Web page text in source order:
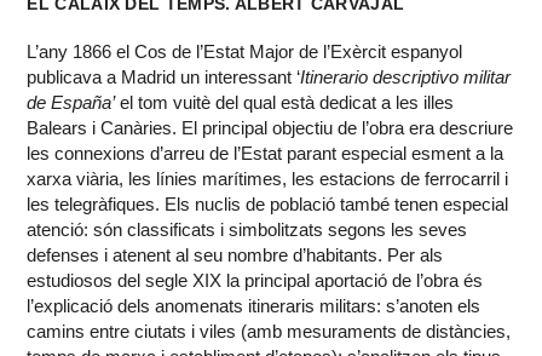
L’any 1866 el Cos de l’Estat Major de l’Exèrcit espanyol
publicava a Madrid un interessant ‘Itinerario descriptivo militar
de España’el tom vuitè del qual està dedicat a les illes
Balears i Canàries. El principal objectiu de l’obra era descriure
les connexions d’arreu de l’Estat parant especial esment a la
xarxa viària, les línies marítimes, les estacions de ferrocarril i
les telegràfiques. Els nuclis de població també tenen especial
atenció: són classificats i simbolitzats segons les seves
defenses i atenent al seu nombre d’habitants. Per als
estudiosos del segle XIX la principal aportació de l’obra és
l’explicació dels anomenats itineraris militars: s’anoten els
camins entre ciutats i viles (amb mesuraments de distàncies,